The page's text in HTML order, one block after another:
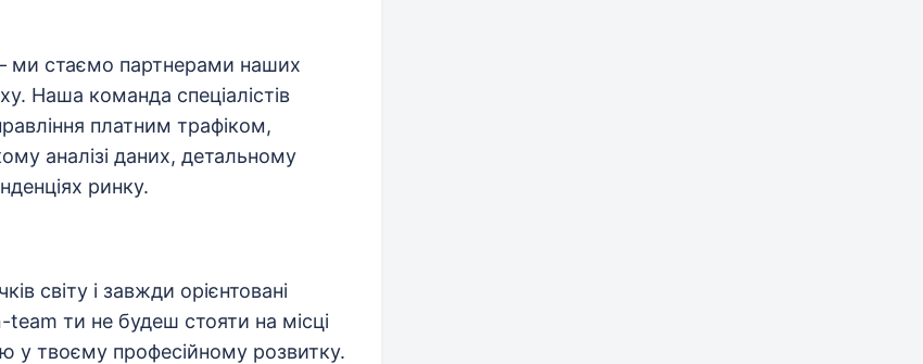
стаємо партнерами наших
Наша команда спеціалістів
платним трафіком,
аналізі даних, детальному
ринку.
світу і завжди орієнтовані
ти не будеш стояти на місці
твоєму професійному розвитку.